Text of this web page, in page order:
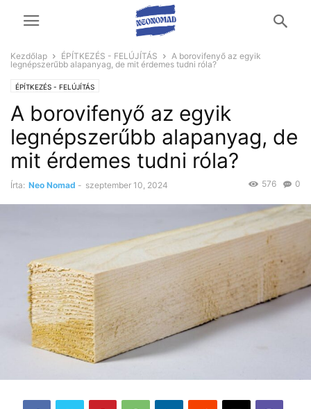
Kezdőlap ÉPÍTKEZÉS - FELÚJÍTÁS
A borovifenyő az egyik
legnépszerűbb alapanyag, de mit érdemes tudni róla?
ÉPÍTKEZÉS - FELÚJÍTÁS
A borovifenyő az egyik
legnépszerűbb alapanyag, de
mit érdemes tudni róla?
Írta: Neo Nomad - szeptember 10, 2024 0
576